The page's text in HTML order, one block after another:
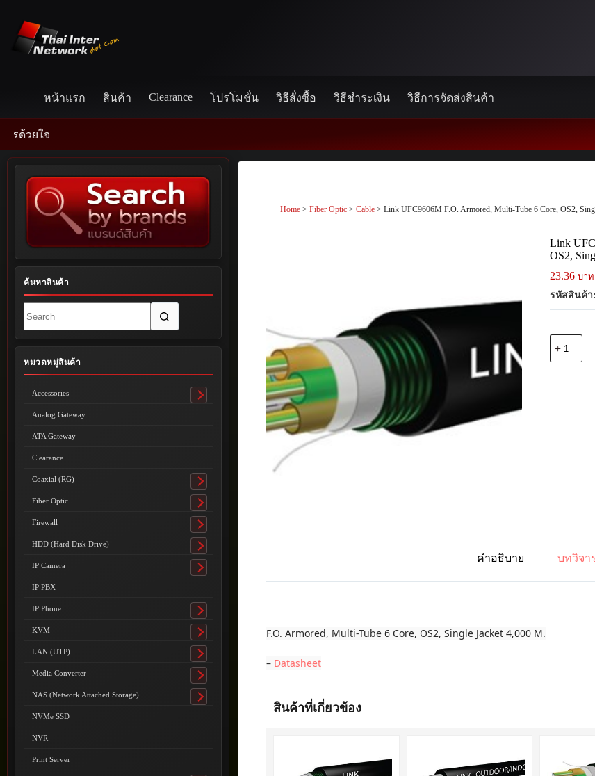
content
หน้าแรก สินค้า Clearance โปรโมชั่น วิธีสั่งซื้อ วิธีชำระเงิน วิธีการจัดส่งสินค้า
Home >Fiber Optic >Cable > Link UFC9606M F.O. Armored, Multi-Tube 6 Core, OS2,
Link
OS2,
23.36 บาท
รหัสสินค้า:
คำอธิบาย บทวิจา
F.O. Armored, Multi-Tube 6 Core, OS2, Single Jacket 4,000 M.
– Datasheet
สินค้าที่เกี่ยวข้อง
ค้นหาสินค้า
results
หมวดหมู่สินค้า
Accessories
Toggle
Analog Gateway
ATA Gateway
Clearance
Coaxial (RG)
Toggle
submenu
Fiber Optic
Toggle
submenu
Firewall
Toggle
submenu
HDD (Hard Disk Drive)
Toggle
submenu
IP Camera
Toggle
IP PBX
IP Phone
Toggle
submenu
KVM
Toggle
submenu
LAN (UTP)
Toggle
submenu
Media Converter
Toggle
submenu
NAS (Network Attached Storage)
Toggle
NVMe SSD
NVR
Print Server